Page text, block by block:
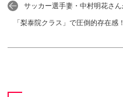
サッカー選手妻・中村明花さ
「梨泰院クラス」で圧倒的存在